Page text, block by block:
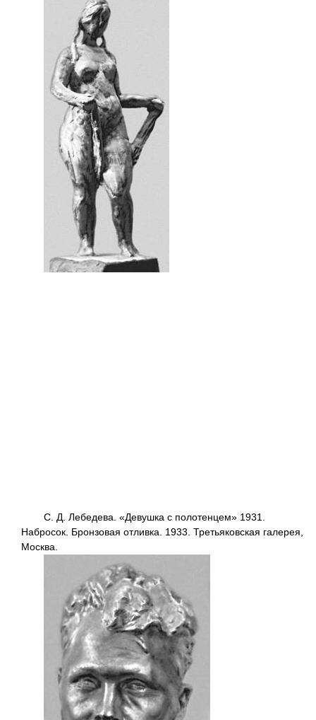
С. Д. Лебедева. «Девушка с полотенцем» 1931.
Набросок. Бронзовая отливка. 1933. Третьяковская галерея,
Москва.